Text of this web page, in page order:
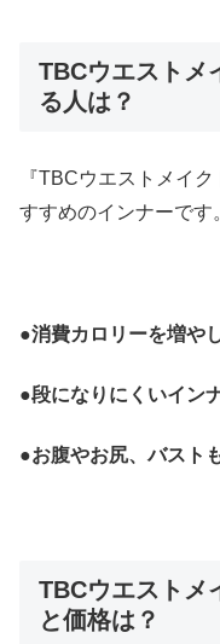
TBCウエストメ
る人は？
『TBCウエストメイ
すすめのインナーです
●消費カロリーを増や
●段になりにくいイン
●お腹やお尻、バスト
TBCウエストメ
と価格は？